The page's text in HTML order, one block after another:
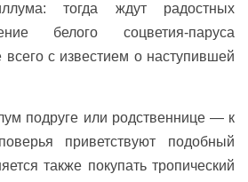
тогда ждут радостных
белого соцветия-паруса
с известием о наступившей
подруге или родственнице — к
приветствуют подобный
также покупать тропический